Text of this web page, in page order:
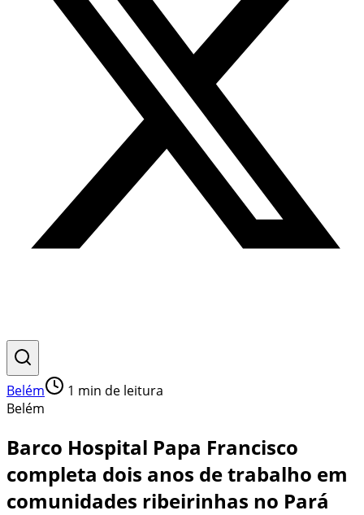
Belém 1 min de leitura
Belém
Barco Hospital Papa Francisco
completa dois anos de trabalho em
comunidades ribeirinhas no Pará